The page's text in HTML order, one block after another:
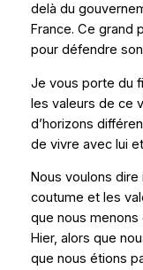
delà du
France. Ce grand
pour défendre
Je vous porte du
les valeurs de ce
d’horizons
de vivre avec lui
Nous voulons
coutume et les
que nous
Hier, alors que
que nous étions